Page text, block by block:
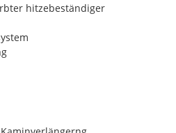
hitzebeständiger